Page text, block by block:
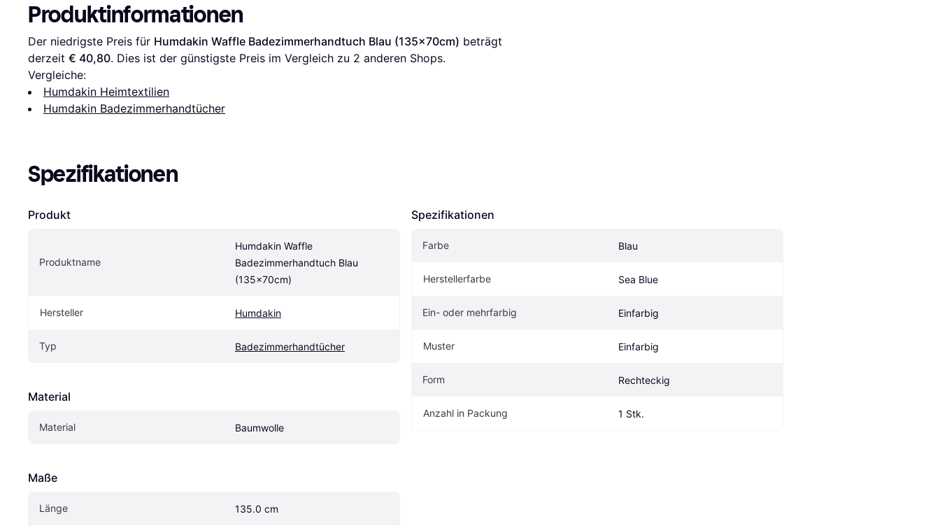
Produktinformationen
Der niedrigste Preis für Humdakin Waffle Badezimmerhandtuch Blau (135x70cm) beträgt
derzeit € 40,80. Dies ist der günstigste Preis im Vergleich zu 2 anderen Shops.
Vergleiche:
Humdakin Heimtextilien
Humdakin Badezimmerhandtücher
Spezifikationen
Produkt
Produktname
Humdakin Waffle
Badezimmerhandtuch Blau
(135x70cm)
Hersteller Humdakin
Typ Badezimmerhandtücher
Material
Material Baumwolle
Maße
Länge 135.0 cm
Spezifikationen
Farbe Blau
Herstellerfarbe Sea Blue
Ein- oder mehrfarbig Einfarbig
Muster Einfarbig
Form Rechteckig
Anzahl in Packung 1 Stk.